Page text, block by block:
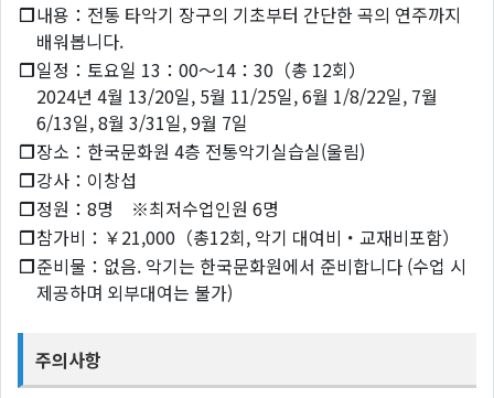
❐내용：전통 타악기 장구의 기초부터 간단한 곡의 연주까지
배워봅니다.
❐일정：토요일 13：00～14：30（총 12회）
2024년 4월 13/20일, 5월 11/25일, 6월 1/8/22일, 7월
6/13일, 8월 3/31일, 9월 7일
❐장소：한국문화원 4층 전통악기실습실(울림)
❐강사：이창섭
❐정원：8명 ※최저수업인원 6명
❐참가비：￥21,000（총12회, 악기 대여비・교재비포함）
❐준비물：없음. 악기는 한국문화원에서 준비합니다 (수업 시
제공하며 외부대여는 불가)
주의사항